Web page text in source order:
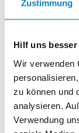
Zustimmung
Hilf uns
Wir verwenden
zu können und
analysieren.
Verwendung
wird, wird
Ihres Geräts.
steigender
beigen/
wann Sie das